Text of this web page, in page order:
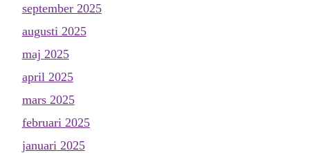
september 2025
augusti 2025
maj 2025
april 2025
mars 2025
februari 2025
januari 2025